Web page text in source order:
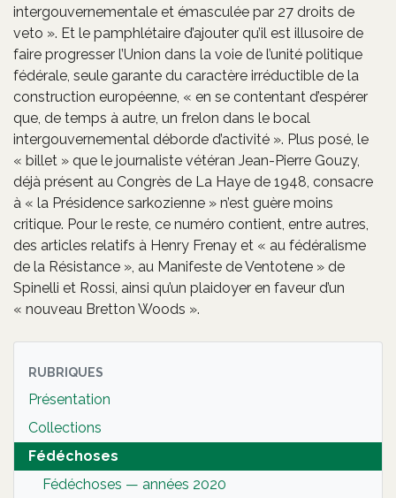
intergouvernementale et émasculée par 27 droits de
veto ». Et le pamphlétaire d’ajouter qu’il est illusoire de
faire progresser l’Union dans la voie de l’unité politique
fédérale, seule garante du caractère irréductible de la
construction européenne, « en se contentant d’espérer
que, de temps à autre, un frelon dans le bocal
intergouvernemental déborde d’activité ». Plus posé, le
« billet » que le journaliste vétéran Jean-Pierre Gouzy,
déjà présent au Congrès de La Haye de 1948, consacre
à « la Présidence sarkozienne » n’est guère moins
critique. Pour le reste, ce numéro contient, entre autres,
des articles relatifs à Henry Frenay et « au fédéralisme
de la Résistance », au Manifeste de Ventotene » de
Spinelli et Rossi, ainsi qu’un plaidoyer en faveur d’un
« nouveau Bretton Woods ».
RUBRIQUES
Présentation
Collections
Fédéchoses
Fédéchoses — années 2020